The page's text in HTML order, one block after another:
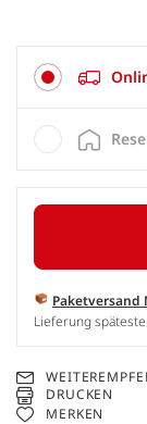
Lieferung
DRUCKEN
MERKEN